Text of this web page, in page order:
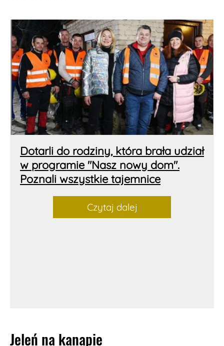
Dotarli do rodziny, która brała udział
w programie "Nasz nowy dom".
Poznali wszystkie tajemnice
Czytaj dalej
Jeleń na kanapie